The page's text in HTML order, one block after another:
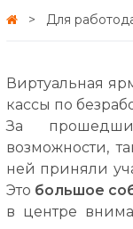
Для
Виртуальная
кассы по
За
возможности,
ней приняли
Это большое
в центре